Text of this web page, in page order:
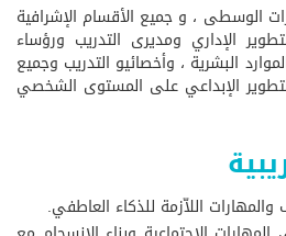
الوسطى ، و جميع الأقسام الإشرافية
الإداري ومديرى التدريب ورؤساء
البشرية ، وأخصائيو التدريب وجميع
الإبداعي على المستوى الشخصي
اللاّزمة للذكاء العاطفي.